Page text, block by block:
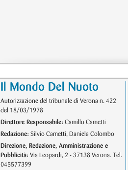
Il Mondo Del Nuoto
Autorizzazione del tribunale di Verona n. 422
del 18/03/1978
Direttore Responsabile: Camillo Cametti
Redazione: Silvio Cametti, Daniela Colombo
Direzione, Redazione, Amministrazione e
Pubblicità: Via Leopardi, 2 - 37138 Verona. Tel.
045577399